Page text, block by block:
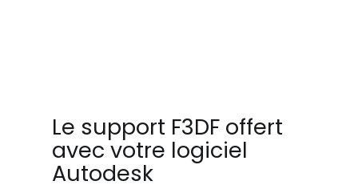
Le support F3DF offert
avec votre logiciel
Autodesk